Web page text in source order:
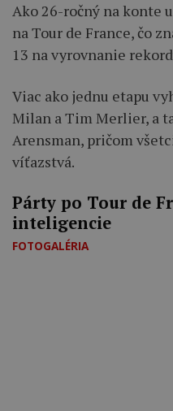
Ako 26-ročný na konte
na Tour de France, čo
13 na vyrovnanie
Viac ako jednu etapu
Milan a Tim Merlier, a
Arensman, pričom
víťazstvá.
Párty po Tour de
inteligencie
FOTOGALÉRIA